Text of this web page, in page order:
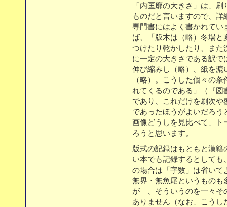
「内匡廓の大きさ」は、
ものだと言いますので、
専門書にはよく書かれてい
ば、「版木は（略）冬場
つけたり乾かしたり、また
に一定の大きさである訳
伸び縮みし（略）、紙を漉
（略）。こうした個々の
れてくるのである」（『図
であり、これだけを刷次
であったほうがよいだろ
画像どうしを見比べて、ト
ろうと思います。
版式の記録はもともと漢
い本でも記録するとして
の場合は「字数」は省いて
無界・無魚尾というもの
が―、そういうのを一々そ
ありません（なお、こう